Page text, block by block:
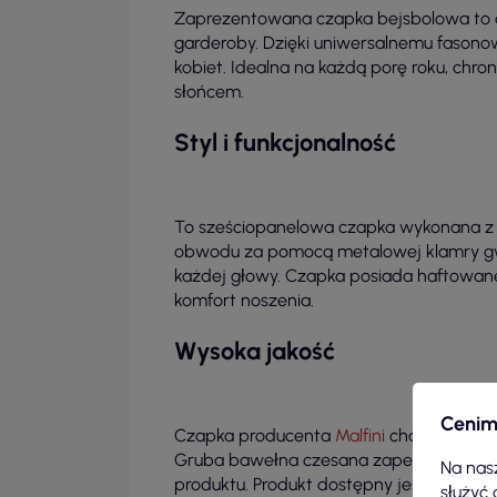
Zaprezentowana czapka bejsbolowa to
garderoby. Dzięki uniwersalnemu
kobiet. Idealna na każdą porę roku,
słońcem.
Styl i funkcjonalność
To sześciopanelowa czapka wykonana
obwodu za pomocą metalowej klamry
każdej głowy. Czapka posiada
komfort noszenia.
Wysoka jakość
Czapka producenta Malfini
Gruba bawełna czesana zapewnia
produktu. Produkt dostępny jest w
Na